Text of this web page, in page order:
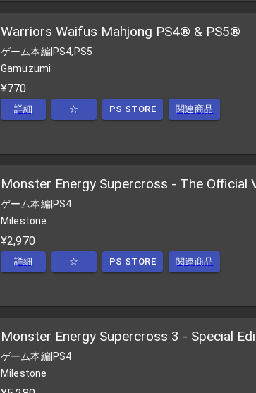
Warriors Waifus Mahjong PS4® & PS5®
ゲーム本編|PS4,PS5
Gamuzumi
¥770
詳細 ☆ PS STORE 関連商品
Monster Energy Supercross - The Official
ゲーム本編|PS4
Milestone
¥2,970
詳細 ☆ PS STORE 関連商品
Monster Energy Supercross 3 - Special
ゲーム本編|PS4
Milestone